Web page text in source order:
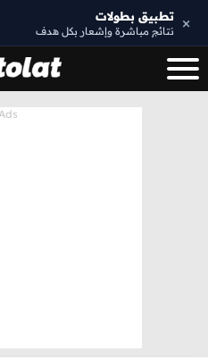
× تطبيق بطولات
نتائج مباشرة وإشعار بكل هدف